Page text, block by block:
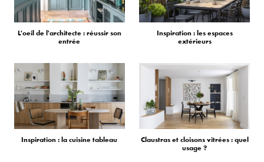
L'oeil de l'architecte : réussir son
entrée
Inspiration : les espaces
extérieurs
Inspiration : la cuisine tableau
Claustras et cloisons vitrées : quel
usage ?